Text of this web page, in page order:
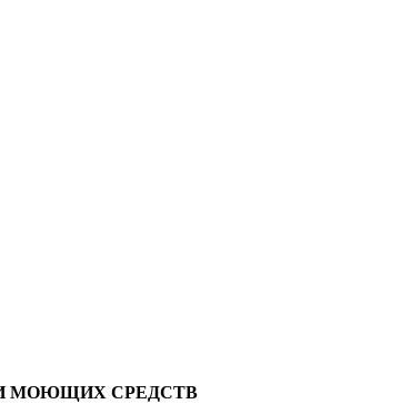
МОЮЩИХ СРЕДСТВ